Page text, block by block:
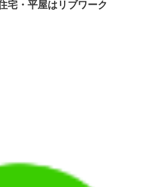
宅・平屋はリブワーク